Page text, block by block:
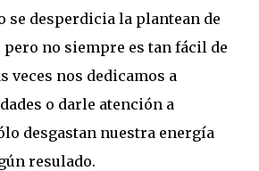
se desperdicia la plantean de
no siempre es tan fácil de
veces nos dedicamos a
o darle atención a
desgastan nuestra energía
resulado.